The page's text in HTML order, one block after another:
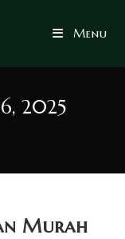
Menu
2025
Murah